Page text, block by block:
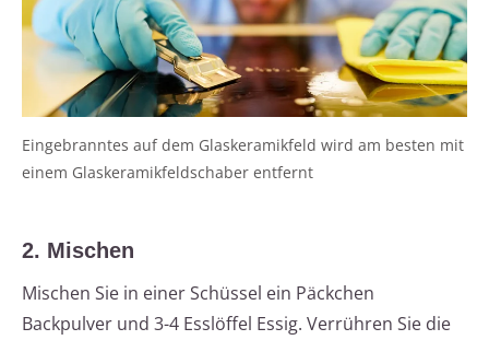
Eingebranntes auf dem Glaskeramikfeld wird am besten mit
einem Glaskeramikfeldschaber entfernt
2. Mischen
Mischen Sie in einer Schüssel ein Päckchen
Backpulver und 3-4 Esslöffel Essig. Verrühren Sie die